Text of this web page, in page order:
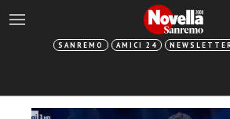
SANREMO AMICI 24 NEWSLETTER